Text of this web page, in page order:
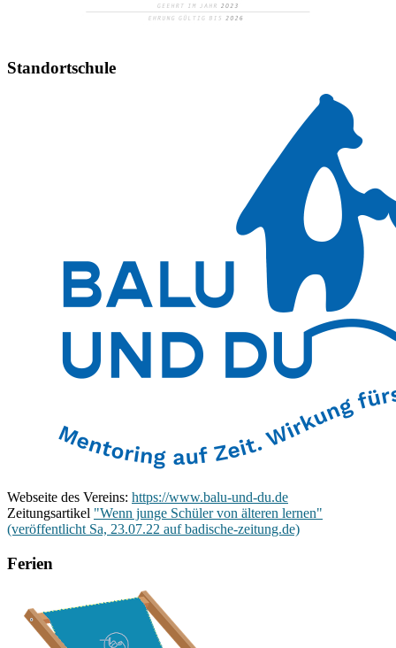
Standortschule
Webseite des Vereins: https://www.balu-und-du.de
Zeitungsartikel "Wenn junge Schüler von älteren lernen"
(veröffentlicht Sa, 23.07.22 auf badische-zeitung.de)
Ferien